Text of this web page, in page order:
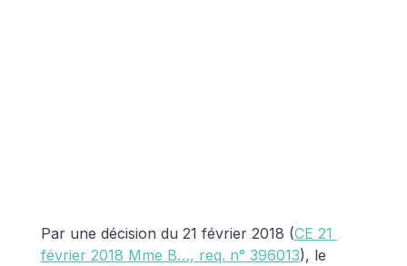
Par une décision du 21 février 2018 (CE 21
février 2018 Mme B…, req. n° 396013), le